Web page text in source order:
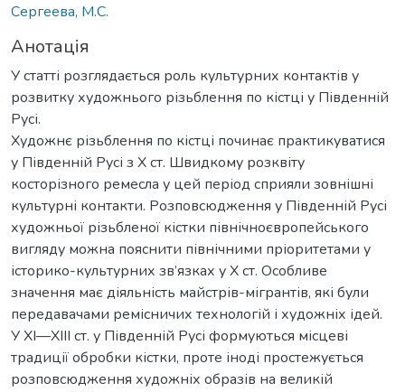
Сергеева, М.С.
Анотація
У статті розглядається роль культурних контактів у
розвитку художнього різьблення по кістці у Південній
Русі.
Художнє різьблення по кістці починає практикуватися
у Південній Русі з Х ст. Швидкому розквіту
косторізного ремесла у цей період сприяли зовнішні
культурні контакти. Розповсюдження у Південній Русі
художньої різьбленої кістки північноєвропейського
вигляду можна пояснити північними пріоритетами у
історико-культурних зв’язках у Х ст. Особливе
значення має діяльність майстрів-мігрантів, які були
передавачами ремісничих технологій і художніх ідей.
У ХI—ХIII ст. у Південній Русі формуються місцеві
традиції обробки кістки, проте іноді простежується
розповсюдження художніх образів на великій